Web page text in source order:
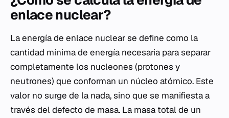
enlace nuclear?
La energía de enlace nuclear se define como la
cantidad mínima de energía necesaria para separar
completamente los nucleones (protones y
neutrones) que conforman un núcleo atómico. Este
valor no surge de la nada, sino que se manifiesta a
través del defecto de masa. La masa total de un